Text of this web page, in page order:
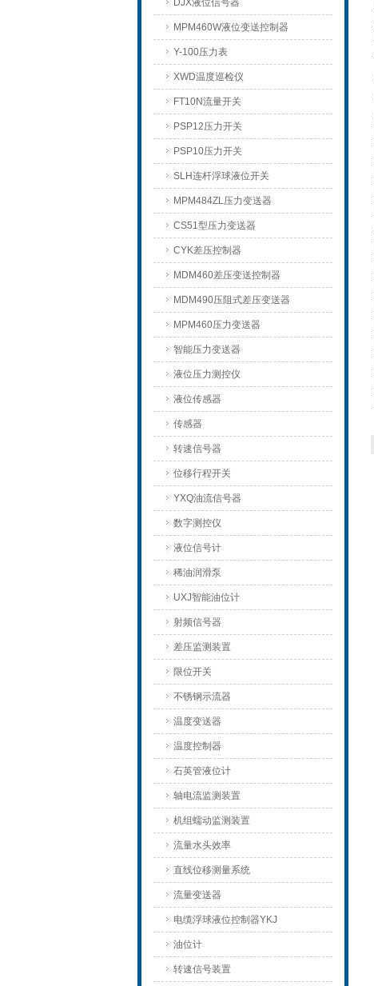
DJX液位信号器
MPM460W液位变送控制器
Y-100压力表
XWD温度巡检仪
FT10N流量开关
PSP12压力开关
PSP10压力开关
SLH连杆浮球液位开关
MPM484ZL压力变送器
CS51型压力变送器
CYK差压控制器
MDM460差压变送控制器
MDM490压阻式差压变送器
MPM460压力变送器
智能压力变送器
液位压力测控仪
液位传感器
传感器
转速信号器
位移行程开关
YXQ油流信号器
数字测控仪
液位信号计
稀油润滑泵
UXJ智能油位计
射频信号器
差压监测装置
限位开关
不锈钢示流器
温度变送器
温度控制器
石英管液位计
轴电流监测装置
机组蠕动监测装置
流量水头效率
直线位移测量系统
流量变送器
电缆浮球液位控制器YKJ
油位计
转速信号装置